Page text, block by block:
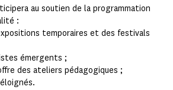
au soutien de la programmation
:
temporaires et des festivals
émergents ;
des ateliers pédagogiques ;